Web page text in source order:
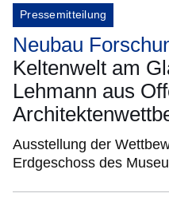
Pressemitteilung
Neubau
Keltenwelt am
Lehmann aus
Ausstellung der
Erdgeschoss des